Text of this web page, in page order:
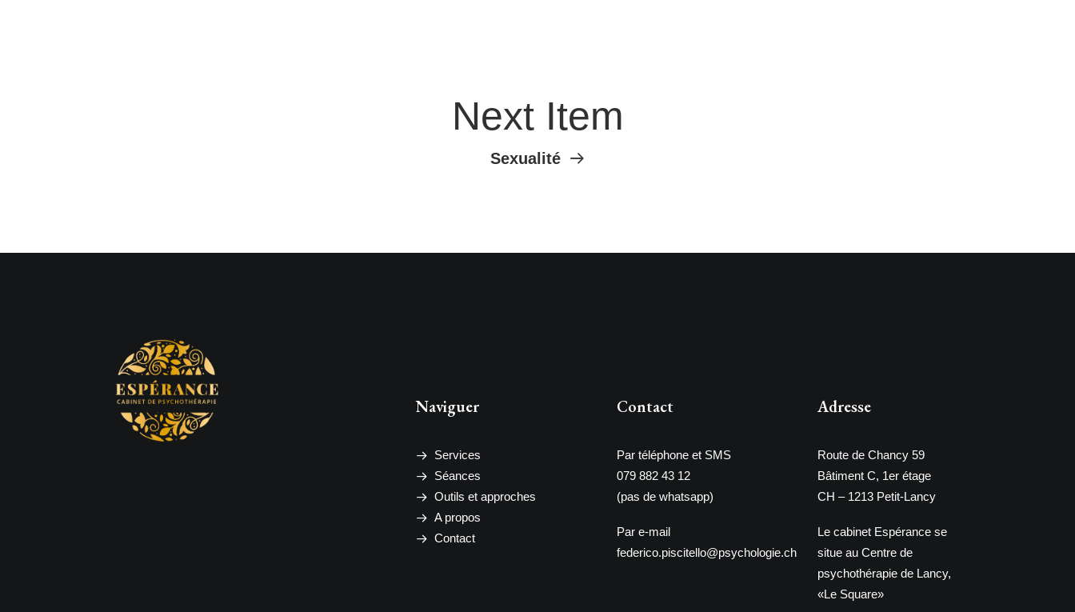
Next Item
Sexualité
Naviguer
Services
Séances
Outils et approches
A propos
Contact
Contact
Par téléphone et SMS
079 882 43 12
(pas de whatsapp)
Par e-mail
federico.piscitello@psychologie.ch
Adresse
Route de Chancy 59
Bâtiment C, 1er étage
CH – 1213 Petit-Lancy
Le cabinet Espérance se
situe au Centre de
psychothérapie de Lancy,
«Le Square»